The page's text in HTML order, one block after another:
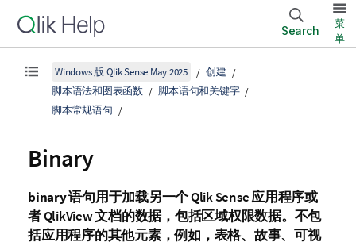
Search
菜
单
Windows 版 Qlik Sense May 2025
创建
脚本语法和图表函数
脚本语句和关键字
脚本常规语句
Binary
binary语句用于加载另一个Qlik Sense应用程序或
者QlikView文档的数据，包括区域权限数据。不包
括应用程序的其他元素，例如，表格、故事、可视